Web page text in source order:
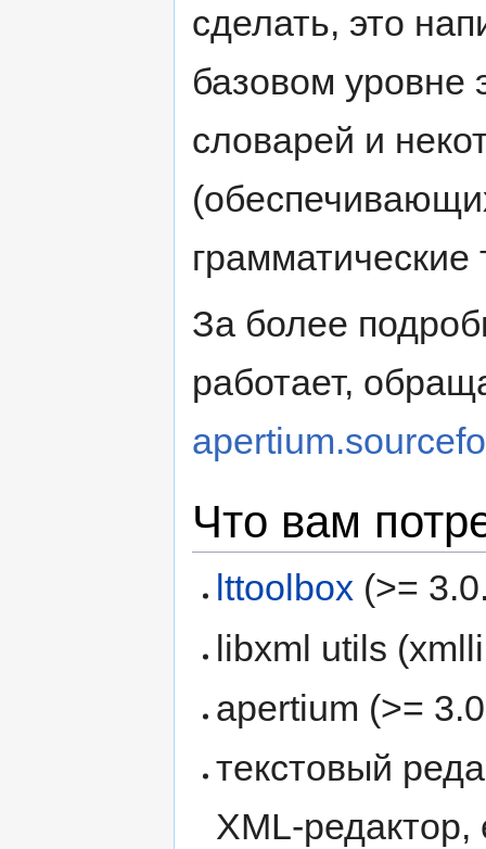
сделать, это
базовом уровне
словарей и
За более
работает,
Что вам
lttoolbox (>=
libxml utils
apertium (>=
текстовый
XML-